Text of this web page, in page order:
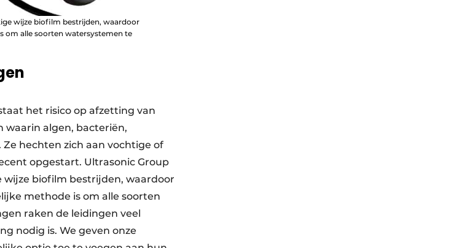
wijze biofilm bestrijden, waardoor
om alle soorten watersystemen te
het risico op afzetting van
waarin algen, bacteriën,
hechten zich aan vochtige of
opgestart. Ultrasonic Group
biofilm bestrijden, waardoor
methode is om alle soorten
raken de leidingen veel
nodig is. We geven onze